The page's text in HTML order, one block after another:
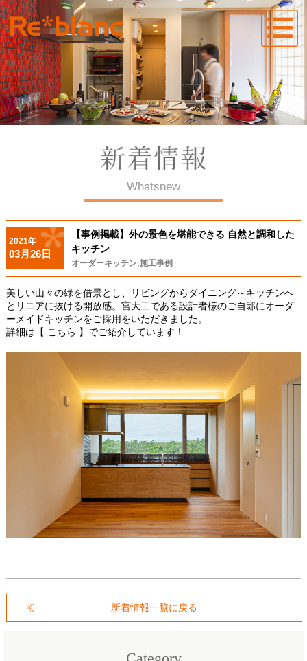
Whatsnew
2021年
03月26日
【事例掲載】外の景色を堪能できる 自然と調和した
キッチン
オーダーキッチン, 施工事例
美しい山々の緑を借景とし、リビングからダイニング～キッチンへ
とリニアに抜ける開放感。宮大工である設計者様のご自邸にオーダ
ーメイドキッチンをご採用をいただきました。
詳細は 【 こちら 】 でご紹介しています！
新着情報一覧に戻る